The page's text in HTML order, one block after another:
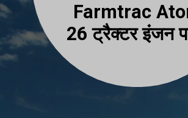
Farmtrac
26 ट्रैक्टर इंजन